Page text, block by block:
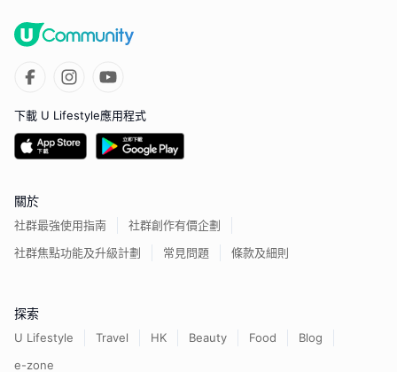
下載 U Lifestyle應用程式
關於
社群最強使用指南
社群創作有價企劃
社群焦點功能及升級計劃
常見問題 條款及細則
探索
U Lifestyle Travel HK Beauty Food
Blog
e-zone